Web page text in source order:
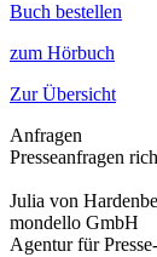
Buch bestellen
zum Hörbuch
Zur Übersicht
Anfragen
Presseanfragen
Julia von
mondello GmbH
Agentur für